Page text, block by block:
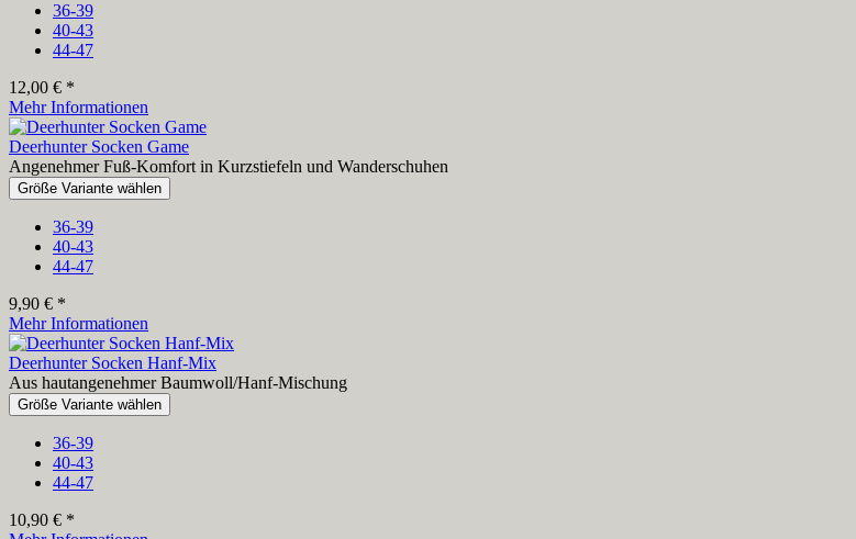
36-39
40-43
44-47
12,00 € *
Mehr Informationen
Deerhunter Socken Game
Angenehmer Fuß-Komfort in Kurzstiefeln und Wanderschuhen
Größe Variante wählen
36-39
40-43
44-47
9,90 € *
Mehr Informationen
Deerhunter Socken Hanf-Mix
Aus hautangenehmer Baumwoll/Hanf-Mischung
Größe Variante wählen
36-39
40-43
44-47
10,90 € *